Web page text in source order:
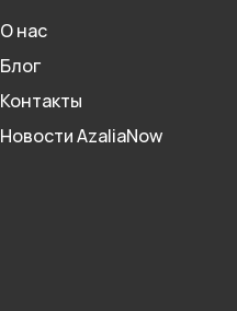
О нас
Блог
Контакты
Новости AzaliaNow